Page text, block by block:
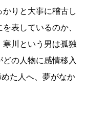
りと大事に稽古し
表しているのか、
川という男は孤独
の人物に感情移入
た人へ、夢がなか